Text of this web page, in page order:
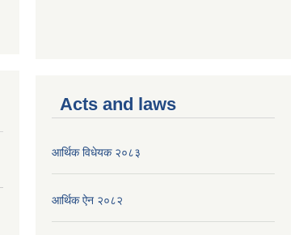
Acts and laws
आर्थिक विधेयक २०८३
आर्थिक ऐन २०८२